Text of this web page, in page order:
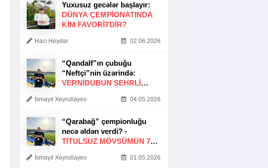
Yuxusuz gecələr başlayır:
DÜNYA ÇEMPIONATINDA
KIM FAVORITDIR?
Hacı Heydər 02.06.2026
“Qandalf”ın çubuğu
“Neftçi”nin üzərində:
VERNİDUBUN SEHRLİ
İsmayıl Xeyrullayev 04.05.2026
“Qarabağ” çempionluğu
necə əldən verdi? -
TITULSUZ MÖVSÜMÜN 7
İsmayıl Xeyrullayev 01.05.2026